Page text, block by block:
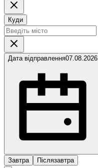
Куди
Дата відправлення07.08.2026
Завтра Післязавтра